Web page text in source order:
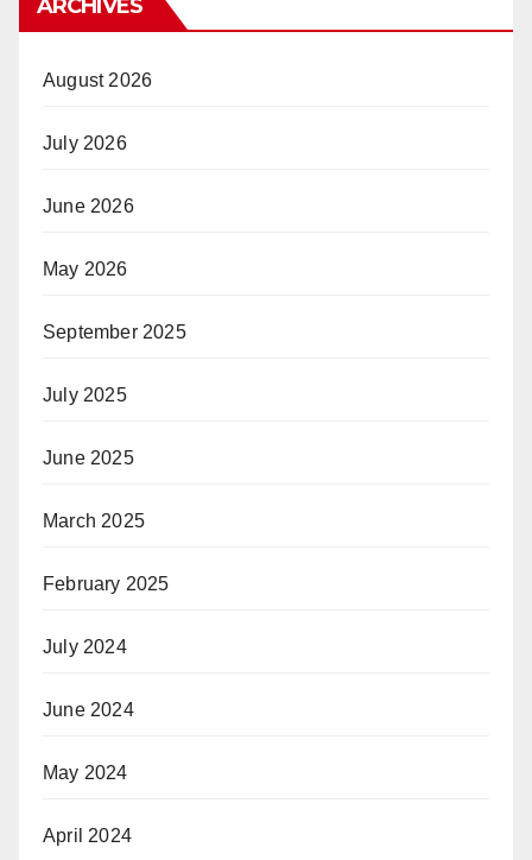
ARCHIVES
August 2026
July 2026
June 2026
May 2026
September 2025
July 2025
June 2025
March 2025
February 2025
July 2024
June 2024
May 2024
April 2024